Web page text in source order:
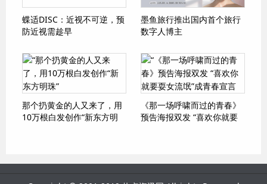
蝶适DISC：近视不可逆，预
防近视需趁早
墨鱼旅行推出国内首个旅行
数字人博主
那个扔黄金的人又来了，用
10万根白发创作“新东方明
《那一场呼啸而过的青春》
预告海报双发 “喜欢你就要